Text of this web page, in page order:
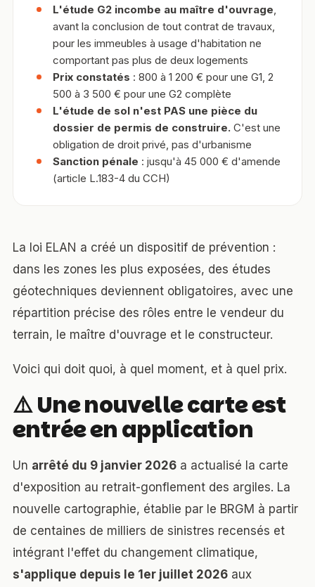
L'étude G2 incombe au maître d'ouvrage,
avant la conclusion de tout contrat de travaux,
pour les immeubles à usage d'habitation ne
comportant pas plus de deux logements
Prix constatés : 800 à 1 200 € pour une G1, 2
500 à 3 500 € pour une G2 complète
L'étude de sol n'est PAS une pièce du
dossier de permis de construire. C'est une
obligation de droit privé, pas d'urbanisme
Sanction pénale : jusqu'à 45 000 € d'amende
(article L.183-4 du CCH)
La loi ELAN a créé un dispositif de prévention :
dans les zones les plus exposées, des études
géotechniques deviennent obligatoires, avec une
répartition précise des rôles entre le vendeur du
terrain, le maître d'ouvrage et le constructeur.
Voici qui doit quoi, à quel moment, et à quel prix.
⚠️ Une nouvelle carte est
entrée en application
Un arrêté du 9 janvier 2026 a actualisé la carte
d'exposition au retrait-gonflement des argiles. La
nouvelle cartographie, établie par le BRGM à partir
de centaines de milliers de sinistres recensés et
intégrant l'effet du changement climatique,
s'applique depuis le 1er juillet 2026 aux